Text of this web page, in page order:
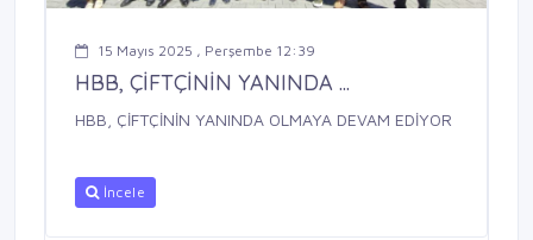
15 Mayıs 2025 , Perşembe 12:39
HBB, ÇİFTÇİNİN YANINDA ...
HBB, ÇİFTÇİNİN YANINDA OLMAYA DEVAM EDİYOR
İncele